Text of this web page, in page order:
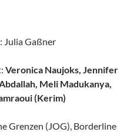
Julia Gaßner
Veronica Naujoks, Jennifer
Meli Madukanya,
(Kerim)
Grenzen (JOG), Borderline